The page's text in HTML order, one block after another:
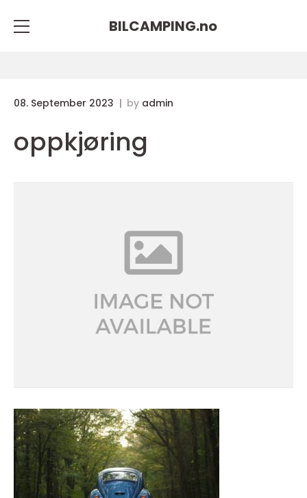
BILCAMPING.no
08. September 2023 by admin
oppkjøring